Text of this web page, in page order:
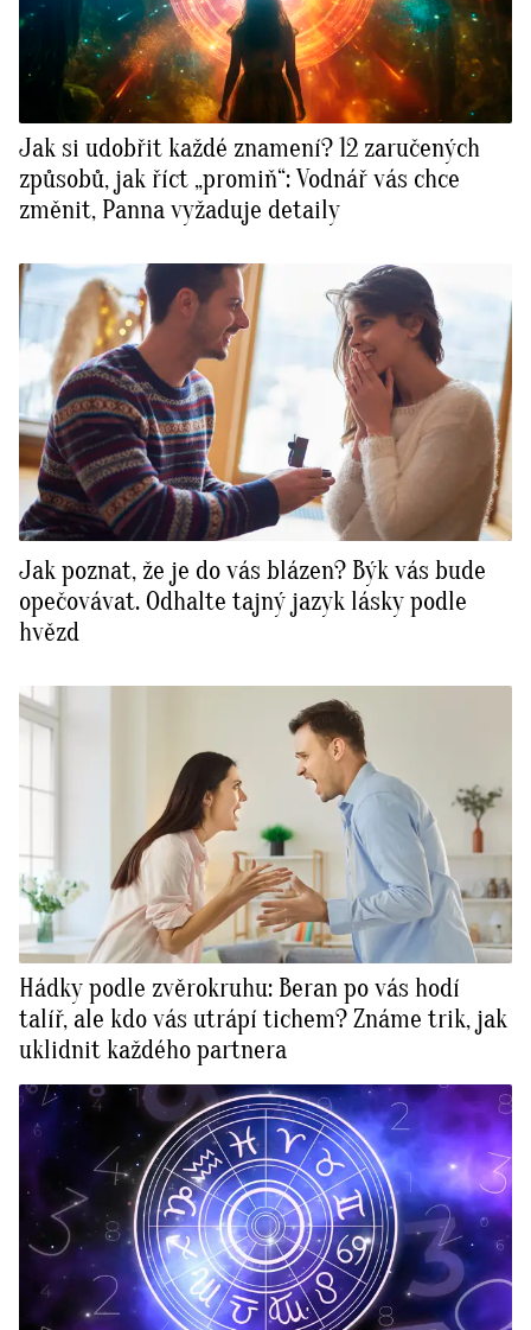
Jak si udobřit každé znamení? 12 zaručených
způsobů, jak říct „promiň“: Vodnář vás chce
změnit, Panna vyžaduje detaily
Jak poznat, že je do vás blázen? Býk vás bude
opečovávat. Odhalte tajný jazyk lásky podle
hvězd
Hádky podle zvěrokruhu: Beran po vás hodí
talíř, ale kdo vás utrápí tichem? Známe trik, jak
uklidnit každého partnera